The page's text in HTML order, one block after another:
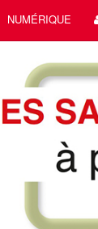
NUMÉRIQUE